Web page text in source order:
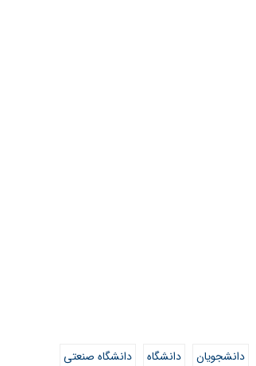
دانشجویان دانشگاه دانشگاه صنعتی